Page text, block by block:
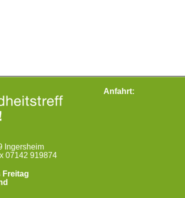
Ingersheim
07142 919874
Freitag
Anfahrt: